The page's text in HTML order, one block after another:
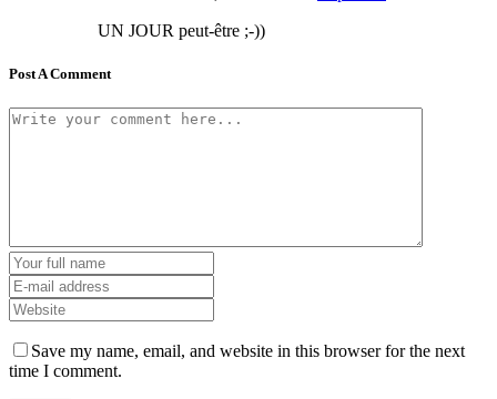
UN JOUR peut-être ;-))
Post A Comment
Save my name, email, and website in this browser for the next
time I comment.